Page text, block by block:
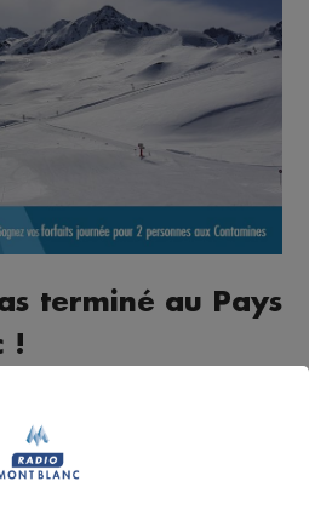
terminé au Pays
!
vos forfaits journées
domaine skiable SECMH - les